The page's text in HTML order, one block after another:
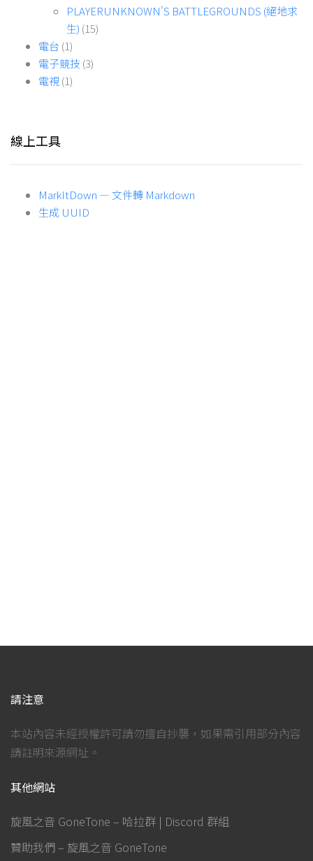
PLAYERUNKNOWN'S BATTLEGROUNDS (絕地求
生) (15)
電台 (1)
電子競技 (3)
電視(1)
線上工具
MarkItDown — 文件轉 Markdown
生成 UUID
請注意
本站內容未經授權許可請勿擅自抄襲，如果需引用部分內容
請註明來源網址。
其他網站
旋風之音 GoneTone – 哈拉群 | Discord 群組
贊助我們 – 旋風之音 GoneTone